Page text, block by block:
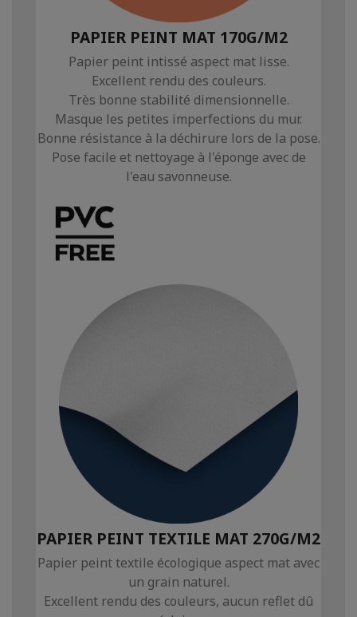
PAPIER PEINT MAT 170G/M2
Papier peint intissé aspect mat lisse.
Excellent rendu des couleurs.
Très bonne stabilité dimensionnelle.
Masque les petites imperfections du mur.
Bonne résistance à la déchirure lors de la pose.
Pose facile et nettoyage à l'éponge avec de
l'eau savonneuse.
PAPIER PEINT TEXTILE MAT 270G/M2
Papier peint textile écologique aspect mat avec
un grain naturel.
Excellent rendu des couleurs, aucun reflet dû